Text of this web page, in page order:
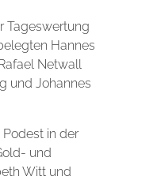
Tageswertung
Hannes
Netwall
und Johannes
in der
und
Witt und